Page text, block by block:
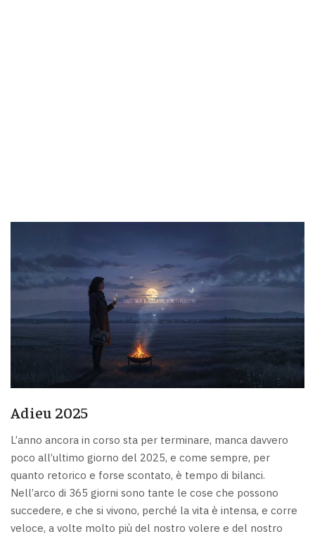
Adieu 2025
L’anno ancora in corso sta per terminare, manca davvero
poco all’ultimo giorno del 2025, e come sempre, per
quanto retorico e forse scontato, è tempo di bilanci.
Nell’arco di 365 giorni sono tante le cose che possono
succedere, e che si vivono, perché la vita è intensa, e corre
veloce, a volte molto più del nostro volere e del nostro